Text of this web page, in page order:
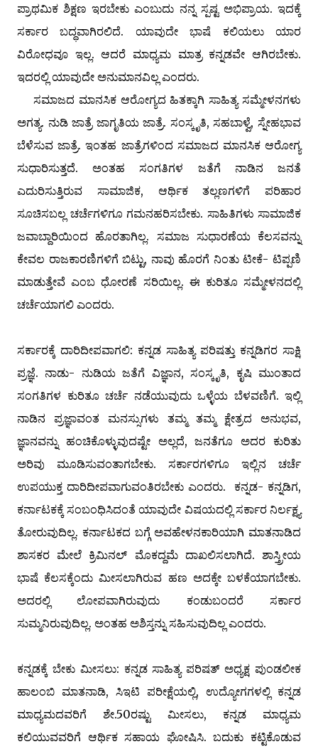
ಪ್ರಾಥಮಿಕ ಶಿಕ್ಷಣ ಇರಬೇಕು ಎಂಬುದು ನನ್ನ ಸ್ಪಷ್ಟ ಅಭಿಪ್ರಾಯ. ಇದಕ್ಕೆ
ಸರ್ಕಾರ ಬದ್ಧವಾಗಿರಲಿದೆ. ಯಾವುದೇ ಭಾಷೆ ಕಲಿಯಲು ಯಾರ
ವಿರೋಧವೂ ಇಲ್ಲ. ಆದರೆ ಮಾಧ್ಯಮ ಮಾತ್ರ ಕನ್ನಡವೇ ಆಗಿರಬೇಕು.
ಇದರಲ್ಲಿ ಯಾವುದೇ ಅನುಮಾನವಿಲ್ಲ ಎಂದರು.
ಸಮಾಜದ ಮಾನಸಿಕ ಆರೋಗ್ಯದ ಹಿತಕ್ಕಾಗಿ ಸಾಹಿತ್ಯ ಸಮ್ಮೇಳನಗಳು
ಅಗತ್ಯ. ನುಡಿ ಜಾತ್ರೆ ಜಾಗೃತಿಯ ಜಾತ್ರೆ. ಸಂಸ್ಕೃತಿ, ಸಹಬಾಳ್ವೆ, ಸ್ನೇಹಭಾವ
ಬೆಳೆಸುವ ಜಾತ್ರೆ. ಇಂತಹ ಜಾತ್ರೆಗಳಿಂದ ಸಮಾಜದ ಮಾನಸಿಕ ಆರೋಗ್ಯ
ಸುಧಾರಿಸುತ್ತದೆ. ಅಂತಹ ಸಂಗತಿಗಳ ಜತೆಗೆ ನಾಡಿನ ಜನತೆ
ಎದುರಿಸುತ್ತಿರುವ ಸಾಮಾಜಿಕ, ಆರ್ಥಿಕ ತಲ್ಲಣಗಳಿಗೆ ಪರಿಹಾರ
ಸೂಚಿಸಬಲ್ಲ ಚರ್ಚೆಗಳಿಗೂ ಗಮನಹರಿಸಬೇಕು. ಸಾಹಿತಿಗಳು ಸಾಮಾಜಿಕ
ಜವಾಬ್ದಾರಿಯಿಂದ ಹೊರತಾಗಿಲ್ಲ. ಸಮಾಜ ಸುಧಾರಣೆಯ ಕೆಲಸವನ್ನು
ಕೇವಲ ರಾಜಕಾರಣಿಗಳಿಗೆ ಬಿಟ್ಟು, ನಾವು ಹೊರಗೆ ನಿಂತು ಟೀಕೆ- ಟಿಪ್ಪಣಿ
ಮಾಡುತ್ತೇವೆ ಎಂಬ ಧೋರಣೆ ಸರಿಯಿಲ್ಲ. ಈ ಕುರಿತೂ ಸಮ್ಮೇಳನದಲ್ಲಿ
ಚರ್ಚೆಯಾಗಲಿ ಎಂದರು.
ಸರ್ಕಾರಕ್ಕೆ ದಾರಿದೀಪವಾಗಲಿ: ಕನ್ನಡ ಸಾಹಿತ್ಯ ಪರಿಷತ್ತು ಕನ್ನಡಿಗರ ಸಾಕ್ಷಿ
ಪ್ರಜ್ಞೆ. ನಾಡು- ನುಡಿಯ ಜತೆಗೆ ವಿಜ್ಞಾನ, ಸಂಸ್ಕೃತಿ, ಕೃಷಿ ಮುಂತಾದ
ಸಂಗತಿಗಳ ಕುರಿತೂ ಚರ್ಚೆ ನಡೆಯುವುದು ಒಳ್ಳೆಯ ಬೆಳವಣಿಗೆ. ಇಲ್ಲಿ
ನಾಡಿನ ಪ್ರಜ್ಞಾವಂತ ಮನಸ್ಸುಗಳು ತಮ್ಮ ತಮ್ಮ ಕ್ಷೇತ್ರದ ಅನುಭವ,
ಜ್ಞಾನವನ್ನು ಹಂಚಿಕೊಳ್ಳುವುದಷ್ಟೇ ಅಲ್ಲದೆ, ಜನತೆಗೂ ಅದರ ಕುರಿತು
ಅರಿವು ಮೂಡಿಸುವಂತಾಗಬೇಕು. ಸರ್ಕಾರಗಳಿಗೂ ಇಲ್ಲಿನ ಚರ್ಚೆ
ಉಪಯುಕ್ತ ದಾರಿದೀಪವಾಗುವಂತಿರಬೇಕು ಎಂದರು. ಕನ್ನಡ- ಕನ್ನಡಿಗ,
ಕರ್ನಾಟಕಕ್ಕೆ ಸಂಬಂಧಿಸಿದಂತೆ ಯಾವುದೇ ವಿಷಯದಲ್ಲಿ ಸರ್ಕಾರ ನಿರ್ಲಕ್ಷ್ಯ
ತೋರುವುದಿಲ್ಲ. ಕರ್ನಾಟಕದ ಬಗ್ಗೆ ಅವಹೇಳನಕಾರಿಯಾಗಿ ಮಾತನಾಡಿದ
ಶಾಸಕರ ಮೇಲೆ ಕ್ರಿಮಿನಲ್ ಮೊಕದ್ದಮೆ ದಾಖಲಿಸಲಾಗಿದೆ. ಶಾಸ್ತ್ರೀಯ
ಭಾಷೆ ಕೆಲಸಕ್ಕೆಂದು ಮೀಸಲಾಗಿರುವ ಹಣ ಅದಕ್ಕೇ ಬಳಕೆಯಾಗಬೇಕು.
ಅದರಲ್ಲಿ ಲೋಪವಾಗಿರುವುದು ಕಂಡುಬಂದರೆ ಸರ್ಕಾರ
ಸುಮ್ಮನಿರುವುದಿಲ್ಲ. ಅಂತಹ ಅಶಿಸ್ತನ್ನು ಸಹಿಸುವುದಿಲ್ಲ ಎಂದರು.
ಕನ್ನಡಕ್ಕೆ ಬೇಕು ಮೀಸಲು: ಕನ್ನಡ ಸಾಹಿತ್ಯ ಪರಿಷತ್ ಅಧ್ಯಕ್ಷ ಪುಂಡಲೀಕ
ಹಾಲಂಬಿ ಮಾತನಾಡಿ, ಸಿಇಟಿ ಪರೀಕ್ಷೆಯಲ್ಲಿ, ಉದ್ಯೋಗಗಳಲ್ಲಿ ಕನ್ನಡ
ಮಾಧ್ಯಮದವರಿಗೆ ಶೇ.50ರಷ್ಟು ಮೀಸಲು, ಕನ್ನಡ ಮಾಧ್ಯಮ
ಕಲಿಯುವವರಿಗೆ ಆರ್ಥಿಕ ಸಹಾಯ ಘೋಷಿಸಿ. ಬದುಕು ಕಟ್ಟಿಕೊಡುವ